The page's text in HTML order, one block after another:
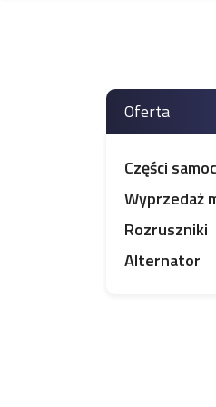
Oferta
Części
Wyprzedaż
Rozruszniki
Alternator